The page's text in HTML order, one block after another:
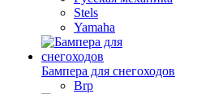
Stels
Yamaha
Бампера для снегоходов
Brp